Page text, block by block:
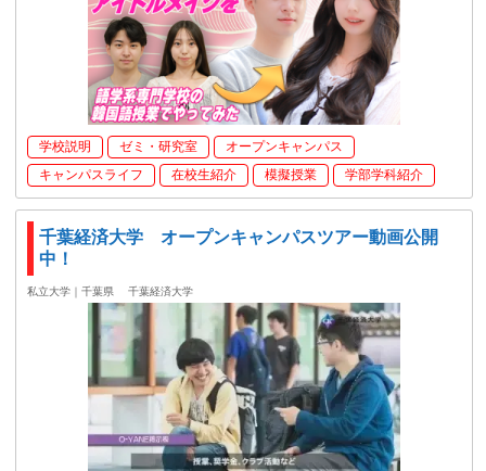
学校説明 ゼミ・研究室
オープンキャンパス
キャンパスライフ
在校生紹介 模擬授業 学部学科紹介
千葉経済大学 オープンキャンパスツアー動画公開
中！
私立大学｜千葉県 千葉経済大学